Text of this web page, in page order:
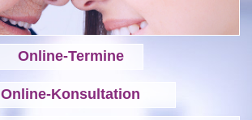
Online-Termine
Online-Konsultation